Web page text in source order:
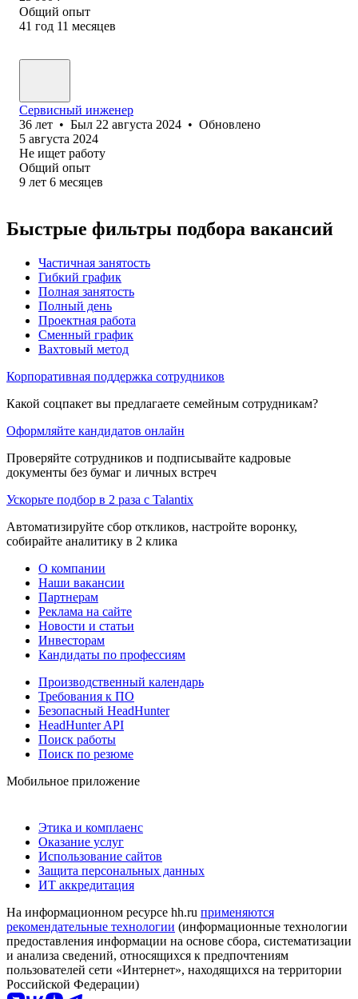
Общий опыт
41 год 11 месяцев
Сервисный инженер
36 лет • Был 22 августа 2024 • Обновлено
5 августа 2024
Не ищет работу
Общий опыт
9 лет 6 месяцев
Быстрые фильтры подбора вакансий
Частичная занятость
Гибкий график
Полная занятость
Полный день
Проектная работа
Сменный график
Вахтовый метод
Корпоративная поддержка сотрудников
Какой соцпакет вы предлагаете семейным сотрудникам?
Оформляйте кандидатов онлайн
Проверяйте сотрудников и подписывайте кадровые
документы без бумаг и личных встреч
Ускорьте подбор в 2 раза с Talantix
Автоматизируйте сбор откликов, настройте воронку,
собирайте аналитику в 2 клика
О компании
Наши вакансии
Партнерам
Реклама на сайте
Новости и статьи
Инвесторам
Кандидаты по профессиям
Производственный календарь
Требования к ПО
Безопасный HeadHunter
HeadHunter API
Поиск работы
Поиск по резюме
Мобильное приложение
Этика и комплаенс
Оказание услуг
Использование сайтов
Защита персональных данных
ИТ аккредитация
На информационном ресурсе hh.ru применяются
рекомендательные технологии (информационные технологии
предоставления информации на основе сбора, систематизации
и анализа сведений, относящихся к предпочтениям
пользователей сети «Интернет», находящихся на территории
Российской Федерации)